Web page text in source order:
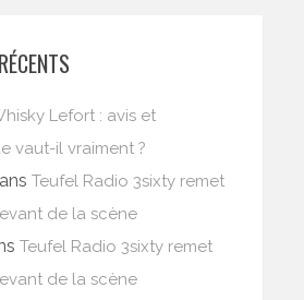
Lefort : avis et
vaut-il vraiment ?
Teufel Radio 3sixty remet
de la scène
Teufel Radio 3sixty remet
de la scène